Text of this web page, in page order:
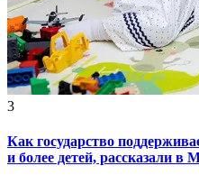
3
Как государство
и более детей, рассказали в